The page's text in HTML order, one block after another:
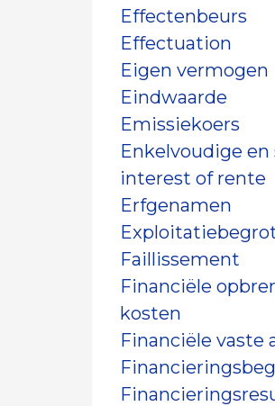
Effectenbeurs
Effectuation
Eigen vermogen
Eindwaarde
Emissiekoers
Enkelvoudige
interest of rente
Erfgenamen
Faillissement
Financiële
kosten
Financiële vaste